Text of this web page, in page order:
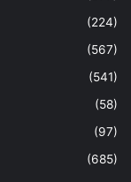
(224)
(567)
(541)
(58)
(97)
(685)